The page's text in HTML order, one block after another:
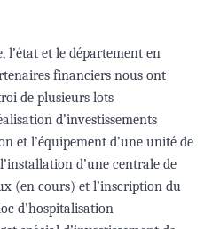
l’état et le département en
financiers nous ont
de plusieurs lots
d’investissements
et l’équipement d’une unité de
d’une centrale de
(en cours) et l’inscription du
d’hospitalisation